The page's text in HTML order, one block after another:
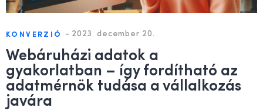
KONVERZIÓ - 2023. december 20.
Webáruházi adatok a
gyakorlatban – így fordítható az
adatmérnök tudása a vállalkozás
javára